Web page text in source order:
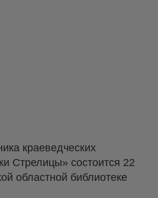
краеведческих
Стрелицы» состоится 22
областной библиотеке